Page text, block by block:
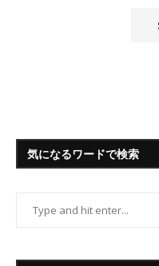
気になるワードで検索